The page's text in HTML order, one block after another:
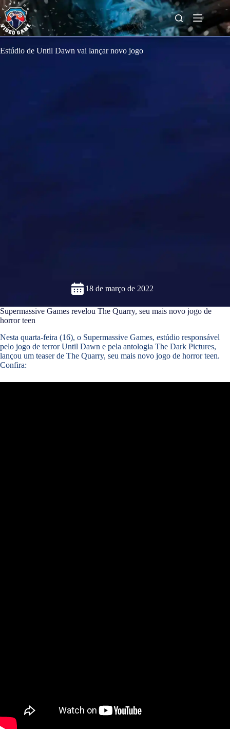
k
i
p
o
Estúdio de Until Dawn vai lançar novo jogo
18 de março de 2022
Supermassive Games revelou The Quarry, seu mais novo jogo de
horror teen
Nesta quarta-feira (16), o Supermassive Games, estúdio responsável
pelo jogo de terror Until Dawn e pela antologia The Dark Pictures,
lançou um teaser de The Quarry, seu mais novo jogo de horror teen.
Confira: